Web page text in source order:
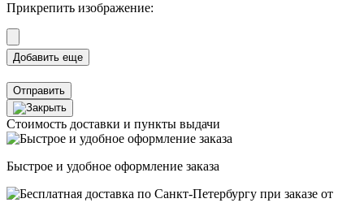
Прикрепить изображение:
Отправить
Стоимость доставки и пункты выдачи
Быстрое и удобное оформление заказа